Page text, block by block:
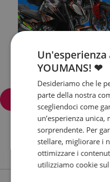
Filtra e ordina
YOUMANS! ❤
Desideriamo che le
parte della nostra
scegliendoci come
un’esperienza unica,
sorprendente. Per
stellare, migliorare i
ottimizzare i
utilizziamo cookie